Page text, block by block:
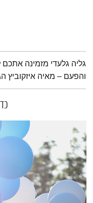
תמצית הפודקאסט
גליה גלעדי מזמינה אתכם
והפעם – מאיה איזקוביץ